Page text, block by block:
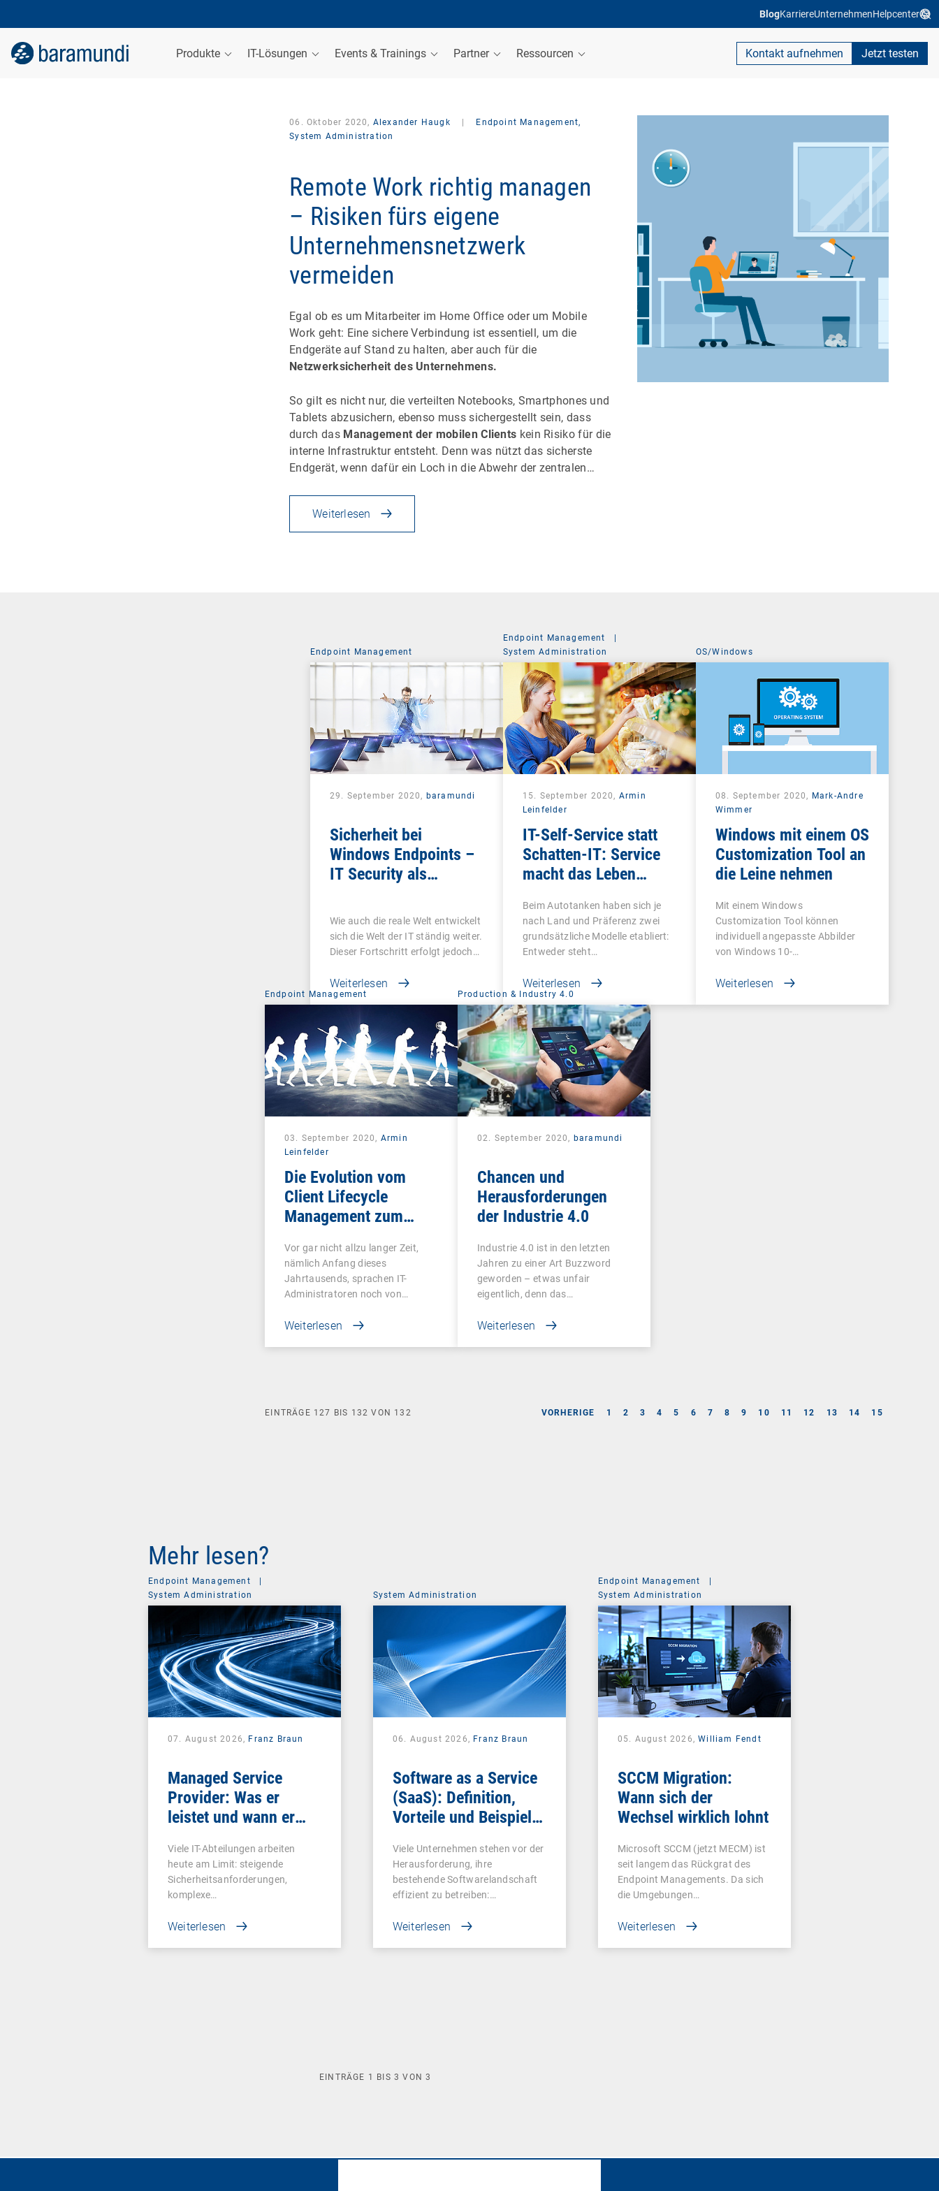
BlogKarriereUnternehmenHelpcenter
Produkte IT-Lösungen Events & Trainings Partner Ressourcen Kontakt aufnehmen Jetzt testen
06. Oktober 2020, Alexander Haugk
Endpoint Management,
System Administration
Remote Work richtig managen
– Risiken fürs eigene
Unternehmensnetzwerk
vermeiden
Egal ob es um Mitarbeiter im Home Office oder um Mobile
Work geht: Eine sichere Verbindung ist essentiell, um die
Endgeräte auf Stand zu halten, aber auch für die
Netzwerksicherheit des Unternehmens.
So gilt es nicht nur, die verteilten Notebooks, Smartphones und
Tablets abzusichern, ebenso muss sichergestellt sein, dass
durch das Management der mobilen Clients kein Risiko für die
interne Infrastruktur entsteht. Denn was nützt das sicherste
Endgerät, wenn dafür ein Loch in die Abwehr der zentralen…
Weiterlesen
Endpoint Management
29. September 2020, baramundi
Sicherheit bei
Windows Endpoints –
IT Security als
Konzept
Wie auch die reale Welt entwickelt
sich die Welt der IT ständig weiter.
Dieser Fortschritt erfolgt jedoch…
Weiterlesen
Endpoint Management
|
System Administration
15. September 2020, Armin
Leinfelder
IT-Self-Service statt
Schatten-IT: Service
macht das Leben
Beim Autotanken haben sich je
nach Land und Präferenz zwei
grundsätzliche Modelle etabliert:
Entweder steht…
Weiterlesen
OS/Windows
08. September 2020, Mark-Andre
Wimmer
Windows mit einem OS
Customization Tool an
die Leine nehmen
Mit einem Windows
Customization Tool können
individuell angepasste Abbilder
von Windows 10-
Weiterlesen
Endpoint Management
03. September 2020, Armin
Leinfelder
Die Evolution vom
Client Lifecycle
Management zum
Management
Vor gar nicht allzu langer Zeit,
nämlich Anfang dieses
Jahrtausends, sprachen IT-
Administratoren noch von…
Weiterlesen
Production & Industry 4.0
02. September 2020, baramundi
Chancen und
Herausforderungen
der Industrie 4.0
Industrie 4.0 ist in den letzten
Jahren zu einer Art Buzzword
geworden – etwas unfair
eigentlich, denn das…
Weiterlesen
VORHERIGE 1 2 3 4 5 6 7 8 9 10 11 12 13 14 15
EINTRÄGE 127 BIS 132 VON 132
Mehr lesen?
Endpoint Management
|
System Administration
07. August 2026, Franz Braun
Managed Service
Provider: Was er
leistet und wann er
Viele IT-Abteilungen arbeiten
heute am Limit: steigende
Sicherheitsanforderungen,
komplexe…
Weiterlesen
System Administration
06. August 2026, Franz Braun
Software as a Service
(SaaS): Definition,
Vorteile und Beispiele
Viele Unternehmen stehen vor der
Herausforderung, ihre
bestehende Softwarelandschaft
effizient zu betreiben:…
Weiterlesen
Endpoint Management
|
System Administration
05. August 2026,William Fendt
SCCM Migration:
Wann sich der
Wechsel wirklich lohnt
Microsoft SCCM (jetzt MECM) ist
seit langem das Rückgrat des
Endpoint Managements. Da sich
die Umgebungen…
Weiterlesen
EINTRÄGE 1 BIS3 VON3